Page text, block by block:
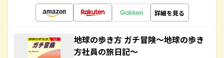
詳細を見る
地球の歩き方 ガチ冒険～地球の歩き
方社員の旅日記～